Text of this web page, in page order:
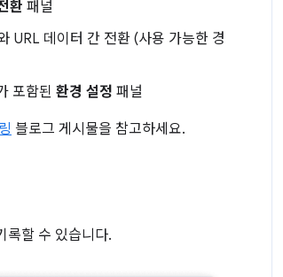
환 패널
URL 데이터 간 전환 (사용 가능한 경
포함된 환경 설정 패널
블로그 게시물을 참고하세요.
록할 수 있습니다.